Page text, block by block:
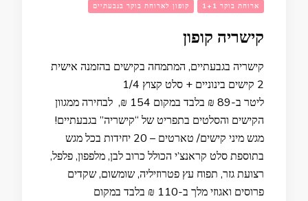
ארוחת בוקר 1+1 קופון לארוחת בוקר בגבעתיים
קישריה קופון
קישריה בגבעתיים, המתמחה בקישים בהזמנה אישית
2 קישים בינוניים + סלט קצוץ 1/4
ליטר ב-89 ₪ בלבד במקום 154 ₪, לבחירה ממגוון
הקישים והסלטים בתפריט של “קישריה” בגבעתיים!
מגש מיני קישים/ טארטים – 20 יחידות בכל מגש
בתוספת סלט קראנצ’י הכולל כרוב לבן, מלפפון, פלפל,
רצועת גזר, תפוח עץ פטרוזיליה, שומשום, שקדים
פרוסים ואגוזי מלך ב-110 ₪ בלבד במקום